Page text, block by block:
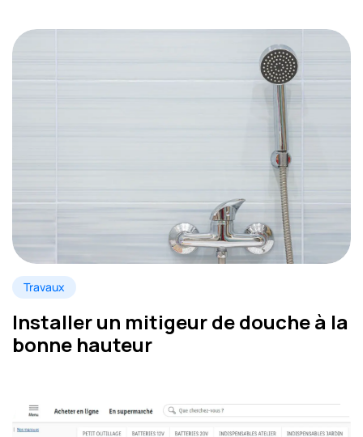
Travaux
Installer un mitigeur de douche à la
bonne hauteur